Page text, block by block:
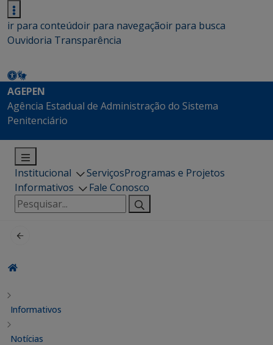
ir para conteúdoir para navegaçãoir para busca
Ouvidoria Transparência
AGEPEN
Agência Estadual de Administração do Sistema
Penitenciário
Institucional ServiçosProgramas e Projetos
Informativos
Fale Conosco
Pesquisar
por:
Informativos
Notícias